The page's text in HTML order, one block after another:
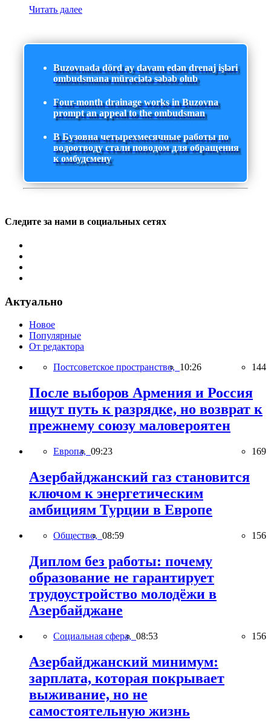
Читать далее
Buzovnada dörd ay davam edən drenaj işləri
ombudsmana müraciətə səbəb olub
Four-month drainage works in Buzovna
prompt an appeal to the ombudsman
В Бузовна четырехмесячные работы по
водоотводу стали поводом для обращения
к омбудсмену
Следите за нами в социальных сетях
Актуально
Новое
Популярные
От редактора
Постсоветское пространство, 10:26 144
После выборов Армения и Россия
ищут путь к разрядке, но возврат к
прежнему союзу маловероятен
Европа, 09:23 169
Азербайджанский газ становится
ключом к энергетическим
амбициям Турции в Европе
Общество, 08:59 156
Диплом без работы: почему
образование не гарантирует
трудоустройство молодёжи в
Азербайджане
Социальная сфера, 08:53 156
Азербайджанский минимум:
зарплата, которая покрывает
выживание, но не
самостоятельную жизнь